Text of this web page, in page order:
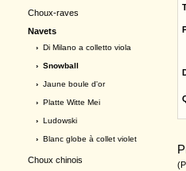
Choux-raves
Navets
› Di Milano a colletto viola
› Snowball
› Jaune boule d'or
› Platte Witte Mei
› Ludowski
› Blanc globe à collet violet
Choux chinois